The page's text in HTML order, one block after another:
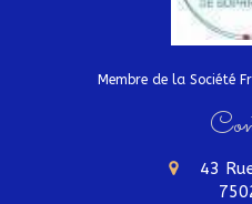
Membre de la Société
43